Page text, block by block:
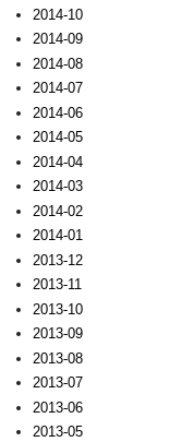
2014-10
2014-09
2014-08
2014-07
2014-06
2014-05
2014-04
2014-03
2014-02
2014-01
2013-12
2013-11
2013-10
2013-09
2013-08
2013-07
2013-06
2013-05